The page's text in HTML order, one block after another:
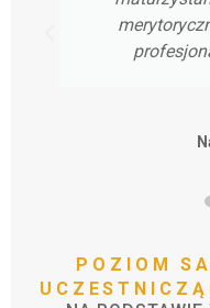
POZIOM